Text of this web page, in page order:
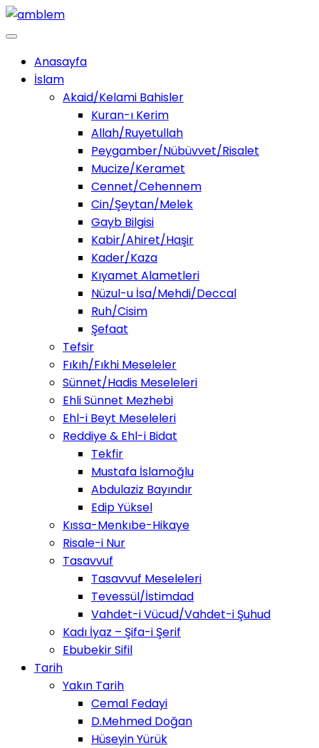
Anasayfa
İslam
Akaid/Kelami Bahisler
Kuran-ı Kerim
Allah/Ruyetullah
Peygamber/Nübüvvet/Risalet
Mucize/Keramet
Cennet/Cehennem
Cin/Şeytan/Melek
Gayb Bilgisi
Kabir/Ahiret/Haşir
Kader/Kaza
Kıyamet Alametleri
Nüzul-u İsa/Mehdi/Deccal
Ruh/Cisim
Şefaat
Tefsir
Fıkıh/Fıkhi Meseleler
Sünnet/Hadis Meseleleri
Ehli Sünnet Mezhebi
Ehl-i Beyt Meseleleri
Reddiye & Ehl-i Bidat
Tekfir
Mustafa İslamoğlu
Abdulaziz Bayındır
Edip Yüksel
Kıssa-Menkıbe-Hikaye
Risale-i Nur
Tasavvuf
Tasavvuf Meseleleri
Tevessül/İstimdad
Vahdet-i Vücud/Vahdet-i Şuhud
Kadı İyaz – Şifa-i Şerif
Ebubekir Sifil
Tarih
Yakın Tarih
Cemal Fedayi
D.Mehmed Doğan
Hüseyin Yürük